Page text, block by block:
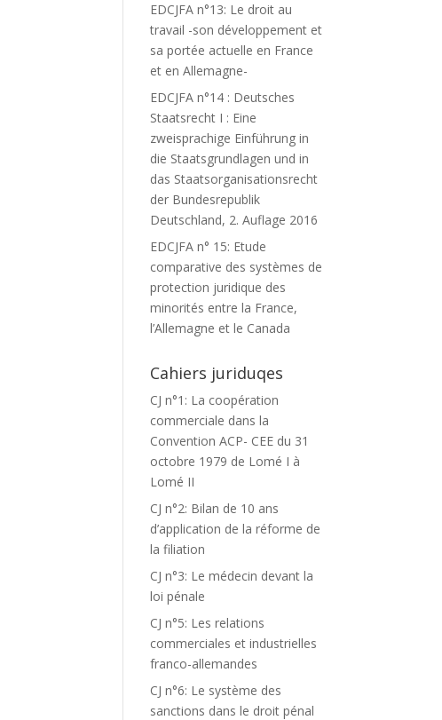
EDCJFA n°13: Le droit au
travail -son développement et
sa portée actuelle en France
et en Allemagne-
EDCJFA n°14 : Deutsches
Staatsrecht I : Eine
zweisprachige Einführung in
die Staatsgrundlagen und in
das Staatsorganisationsrecht
der Bundesrepublik
Deutschland, 2. Auflage 2016
EDCJFA n° 15: Etude
comparative des systèmes de
protection juridique des
minorités entre la France,
l’Allemagne et le Canada
Cahiers juriduqes
CJ n°1: La coopération
commerciale dans la
Convention ACP- CEE du 31
octobre 1979 de Lomé I à
Lomé II
CJ n°2: Bilan de 10 ans
d’application de la réforme de
la filiation
CJ n°3: Le médecin devant la
loi pénale
CJ n°5: Les relations
commerciales et industrielles
franco-allemandes
CJ n°6: Le système des
sanctions dans le droit pénal